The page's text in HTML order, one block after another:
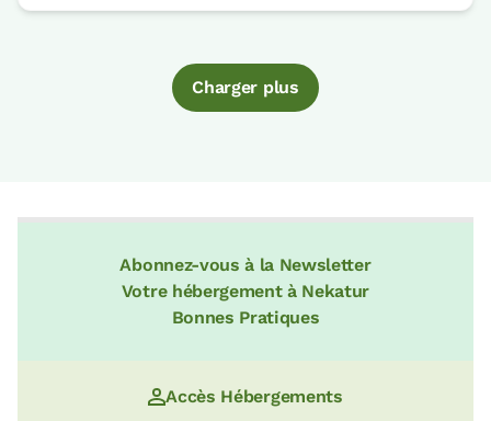
Charger plus
Abonnez-vous à la Newsletter
Votre hébergement à Nekatur
Bonnes Pratiques
Accès Hébergements